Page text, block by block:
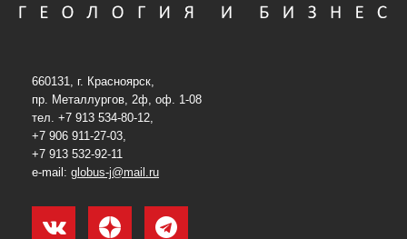
660131, г. Красноярск,
пр. Металлургов, 2ф, оф. 1-08
тел. +7 913 534-80-12,
+7 906 911-27-03,
+7 913 532-92-11
e-mail: globus-j@mail.ru